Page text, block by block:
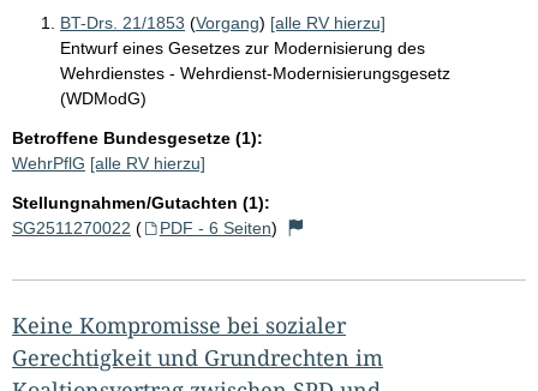
BT-Drs. 21/1853 (Vorgang) [alle RV hierzu]
Entwurf eines Gesetzes zur Modernisierung des
Wehrdienstes - Wehrdienst-Modernisierungsgesetz
(WDModG)
Betroffene Bundesgesetze (1):
WehrPflG [alle RV hierzu]
Stellungnahmen/Gutachten (1):
SG2511270022 ( PDF - 6 Seiten)
Keine Kompromisse bei sozialer
Gerechtigkeit und Grundrechten im